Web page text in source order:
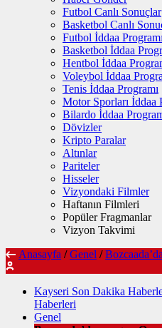
Futbol Canlı Sonuçlar
Basketbol Canlı
Futbol İddaa Programı
Basketbol İddaa
Hentbol İddaa
Voleybol İddaa
Tenis İddaa Programı
Motor Sporları İddaa
Bilardo İddaa
Dövizler
Kripto Paralar
Altınlar
Pariteler
Hisseler
Vizyondaki Filmler
Haftanın Filmleri
Popüler Fragmanlar
Vizyon Takvimi
Anasayfa / Genel /
Kayseri Son Dakika
Haberleri
Genel